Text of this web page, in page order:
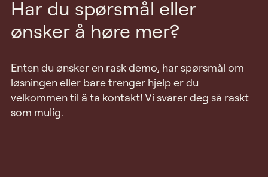
Har du spørsmål eller
ønsker å høre mer?
Enten du ønsker en rask demo, har spørsmål om
løsningen eller bare trenger hjelp er du
velkommen til å ta kontakt! Vi svarer deg så raskt
som mulig.